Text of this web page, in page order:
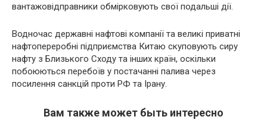
вантажовідправники обмірковують свої подальші дії.
Водночас державні нафтові компанії та великі приватні
нафтопереробні підприємства Китаю скуповують сиру
нафту з Близького Сходу та інших країн, оскільки
побоюються перебоїв у постачанні палива через
посилення санкцій проти РФ та Ірану.
Вам также может быть интересно